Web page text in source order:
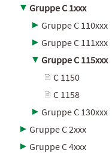
Hier können Sie
österreichischen
abrufen.
Bitte beachten Sie:
urheberrechtlich
über die Website
Normungsinstitutes
Gruppe C 1xxx
Gruppe C 110xxx
Gruppe C 111xxx
Gruppe C 115xxx
C 1150
C 1158
Gruppe C 130xxx
Gruppe C 2xxx
Gruppe C 4xxx